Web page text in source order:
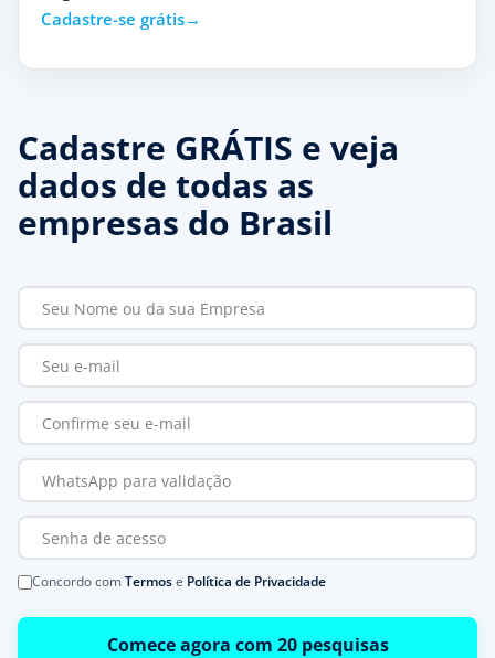
Cadastre-se grátis
Cadastre GRÁTIS e veja
dados de todas as
empresas do Brasil
Concordo comTermose Política de Privacidade
Comece agora com 20 pesquisas